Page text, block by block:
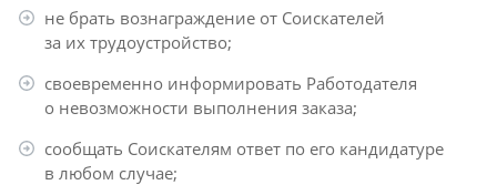
не брать вознаграждение от Соискателей
за их трудоустройство;
своевременно информировать Работодателя
о невозможности выполнения заказа;
сообщать Соискателям ответ по его кандидатуре
в любом случае;